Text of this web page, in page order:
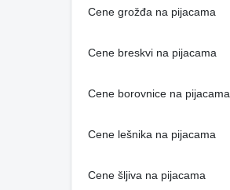
Cene grožđa na pijacama
Cene breskvi na pijacama
Cene borovnice na pijacama
Cene lešnika na pijacama
Cene šljiva na pijacama